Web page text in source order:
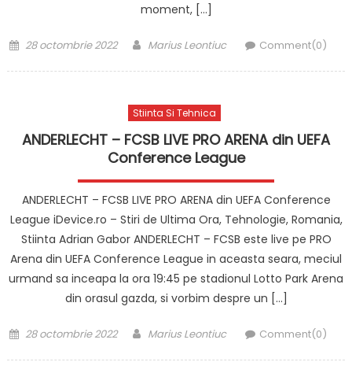
moment, […]
Posted
28 octombrie 2022 Author
Marius Leontiuc Comment(0)
Stiinta Si Tehnica
ANDERLECHT – FCSB LIVE PRO ARENA din UEFA
Conference League
ANDERLECHT – FCSB LIVE PRO ARENA din UEFA Conference
League iDevice.ro – Stiri de Ultima Ora, Tehnologie, Romania,
Stiinta Adrian Gabor ANDERLECHT – FCSB este live pe PRO
Arena din UEFA Conference League in aceasta seara, meciul
urmand sa inceapa la ora 19:45 pe stadionul Lotto Park Arena
din orasul gazda, si vorbim despre un […]
Posted
28 octombrie 2022 Author
Marius Leontiuc Comment(0)